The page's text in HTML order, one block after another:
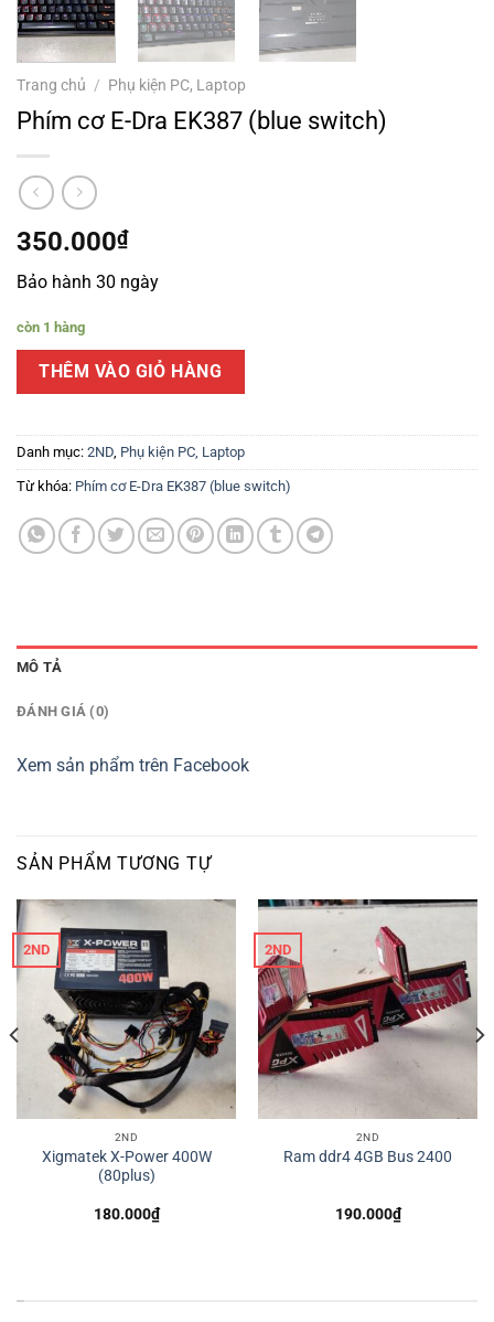
Trang chủ / Phụ kiện PC, Laptop
Phím cơ E-Dra EK387 (blue switch)
350.000₫
Bảo hành 30 ngày
còn 1 hàng
THÊM VÀO GIỎ HÀNG
Danh mục: 2ND, Phụ kiện PC, Laptop
Từ khóa: Phím cơ E-Dra EK387 (blue switch)
MÔ TẢ
ĐÁNH GIÁ (0)
Xem sản phẩm trên Facebook
SẢN PHẨM TƯƠNG TỰ
2ND
2ND
Xigmatek X-Power 400W
(80plus)
180.000₫
2ND
2ND
Ram ddr4 4GB Bus 2400
190.000₫